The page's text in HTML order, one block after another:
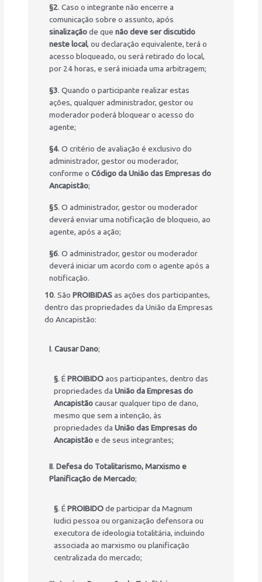
§2. Caso o integrante não encerre a
comunicação sobre o assunto, após
sinalizaçãode que não deve ser discutido
neste local, ou declaração equivalente, terá o
acesso bloqueado, ou será retirado do local,
por 24 horas, e será iniciada uma arbitragem;
§3. Quando o participante realizar estas
ações, qualquer administrador, gestor ou
moderador poderá bloquear o acesso do
agente;
§4. O critério de avaliação é exclusivo do
administrador, gestor ou moderador,
conforme o Código da União das Empresas do
Ancapistão;
§5. O administrador, gestor ou moderador
deverá enviar uma notificação de bloqueio, ao
agente, após a ação;
§6. O administrador, gestor ou moderador
deverá iniciar um acordo com o agente após a
notificação.
10. São PROIBIDASas ações dos participantes,
dentro das propriedades da União da Empresas
do Ancapistão:
I. Causar Dano;
§. ÉPROIBIDOaos participantes, dentro das
propriedades da União da Empresas do
Ancapistãocausar qualquer tipo de dano,
mesmo que sem a intenção, às
propriedades da União das Empresas do
Ancapistãoe de seus integrantes;
II. Defesa do Totalitarismo, Marxismo e
Planificação de Mercado;
§. ÉPROIBIDOde participar da Magnum
Iudici pessoa ou organização defensora ou
executora de ideologia totalitária, incluindo
associada ao marxismo ou planificação
centralizada do mercado;